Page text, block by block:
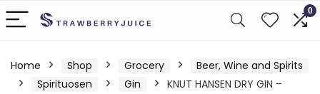
0
Home Shop Grocery
Beer, Wine and Spirits
Spirituosen
Gin
KNUT HANSEN DRY GIN –